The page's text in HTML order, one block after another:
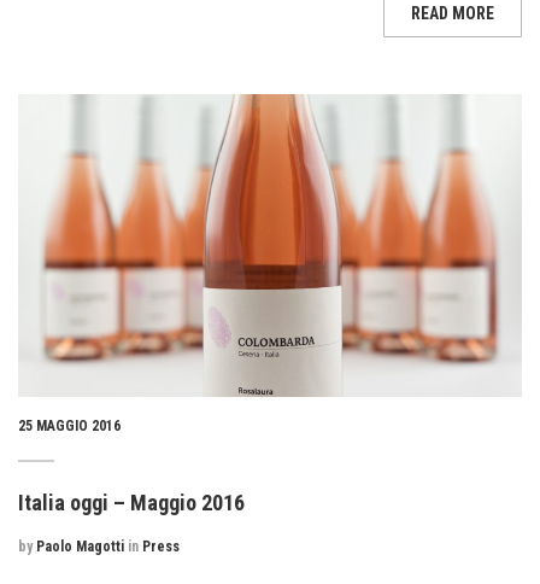
READ MORE
25 MAGGIO 2016
Italia oggi – Maggio 2016
by Paolo Magotti in Press